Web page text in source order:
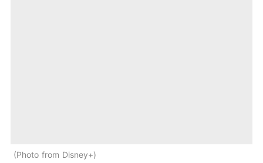
Photo from Disney+